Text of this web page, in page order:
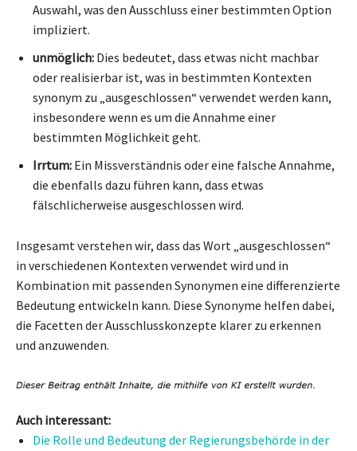
Auswahl, was den Ausschluss einer bestimmten Option
impliziert.
unmöglich: Dies bedeutet, dass etwas nicht machbar
oder realisierbar ist, was in bestimmten Kontexten
synonym zu „ausgeschlossen“ verwendet werden kann,
insbesondere wenn es um die Annahme einer
bestimmten Möglichkeit geht.
Irrtum: Ein Missverständnis oder eine falsche Annahme,
die ebenfalls dazu führen kann, dass etwas
fälschlicherweise ausgeschlossen wird.
Insgesamt verstehen wir, dass das Wort „ausgeschlossen“
in verschiedenen Kontexten verwendet wird und in
Kombination mit passenden Synonymen eine differenzierte
Bedeutung entwickeln kann. Diese Synonyme helfen dabei,
die Facetten der Ausschlusskonzepte klarer zu erkennen
und anzuwenden.
Auch interessant:
Die Rolle und Bedeutung der Regierungsbehörde in der